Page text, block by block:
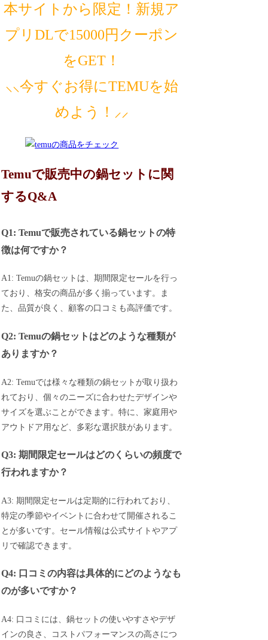
本サイトから限定！新規ア
プリDLで15000円クーポン
をGET！
⸜⸜今すぐお得にTEMUを始
めよう！⸝⸝
Temuで販売中の鍋セットに関
するQ&A
Q1: Temuで販売されている鍋セットの特
徴は何ですか？
A1: Temuの鍋セットは、期間限定セールを行っ
ており、格安の商品が多く揃っています。ま
た、品質が良く、顧客の口コミも高評価です。
Q2: Temuの鍋セットはどのような種類が
ありますか？
A2: Temuでは様々な種類の鍋セットが取り扱わ
れており、個々のニーズに合わせたデザインや
サイズを選ぶことができます。特に、家庭用や
アウトドア用など、多彩な選択肢があります。
Q3: 期間限定セールはどのくらいの頻度で
行われますか？
A3: 期間限定セールは定期的に行われており、
特定の季節やイベントに合わせて開催されるこ
とが多いです。セール情報は公式サイトやアプ
リで確認できます。
Q4: 口コミの内容は具体的にどのようなも
のが多いですか？
A4: 口コミには、鍋セットの使いやすさやデザ
インの良さ、コストパフォーマンスの高さにつ